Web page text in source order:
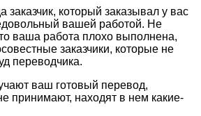
заказчик, который заказывал у вас
вашей работой. Не
ваша работа плохо выполнена,
заказчики, которые не
переводчика.
ваш готовый перевод,
принимают, находят в нем какие-